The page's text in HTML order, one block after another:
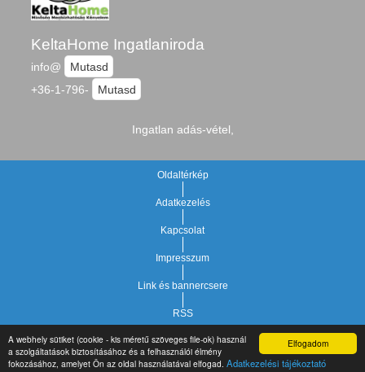
Elfogadom
A webhely sütiket (cookie - kis méretű szöveges file-ok) használ
a szolgáltatások biztosításához és a felhasználói élmény
fokozásához, amelyet Ön az oldal használatával elfogad. Adatkezelési tájékoztató
KeltaHome Ingatlaniroda
info@
Mutasd
+36-1-796-
Mutasd
Ingatlan adás-vétel,
Oldaltérkép
Adatkezelés
Kapcsolat
Impresszum
Link és bannercsere
RSS
Copyright © 2021.Vár-Köz Kft. - Ingatlan nyilvántartó, ügyviteli és
adminisztrációs szoftver